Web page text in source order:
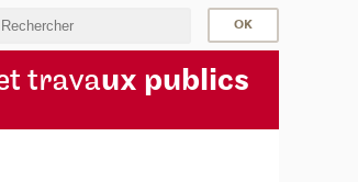
travaux publics